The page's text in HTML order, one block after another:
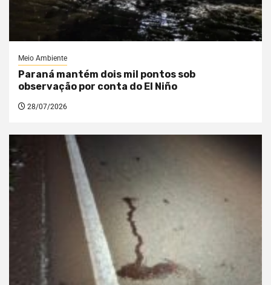
Meio Ambiente
Paraná mantém dois mil pontos sob
observação por conta do El Niño
28/07/2026